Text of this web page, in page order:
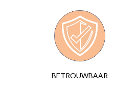
BETROUWBAAR